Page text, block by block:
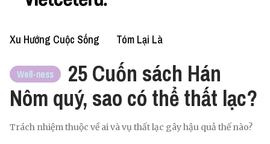
Xu Hướng Cuộc Sống Tóm Lại Là
Well-ness
25 Cuốn sách Hán
Nôm quý, sao có thể thất lạc?
Trách nhiệm thuộc về ai và vụ thất lạc gây hậu quả thế nào?